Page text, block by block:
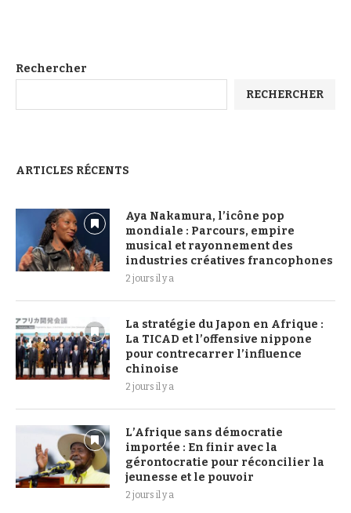
Rechercher
RECHERCHER
ARTICLES RÉCENTS
Aya Nakamura, l’icône pop
mondiale : Parcours, empire
musical et rayonnement des
industries créatives francophones
2 jours il y a
La stratégie du Japon en Afrique :
La TICAD et l’offensive nippone
pour contrecarrer l’influence
chinoise
2 jours il y a
L’Afrique sans démocratie
importée : En finir avec la
gérontocratie pour réconcilier la
jeunesse et le pouvoir
2 jours il y a